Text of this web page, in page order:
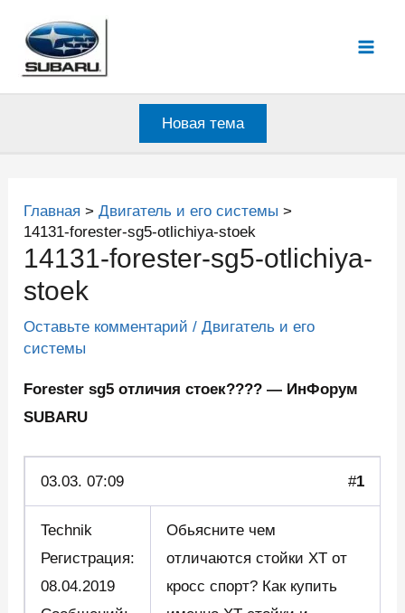
содержимому
Новая тема
Главная
Двигатель и его системы
14131-forester-sg5-otlichiya-stoek
14131-forester-sg5-otlichiya-
stoek
Оставьте комментарий /Двигатель и его
системы
Forester sg5 отличия стоек???? — ИнФорум
SUBARU
03.03. 07:09 #1
Technik
Регистрация:
08.04.2019
Обьясните чем
отличаются стойки XT от
кросс спорт? Как купить